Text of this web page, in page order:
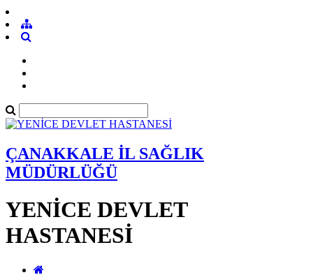
ÇANAKKALE İL SAĞLIK
MÜDÜRLÜĞÜ
YENİCE DEVLET
HASTANESİ